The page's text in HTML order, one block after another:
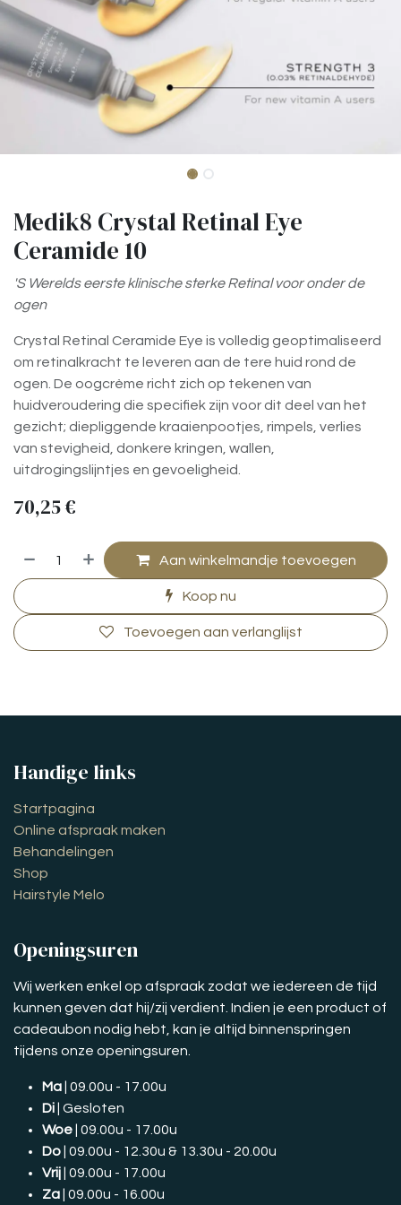
Medik8 Crystal Retinal Eye
Ceramide 10
'S Werelds eerste klinische sterke Retinal voor onder de
ogen
Crystal Retinal Ceramide Eye is volledig geoptimaliseerd
om retinalkracht te leveren aan de tere huid rond de
ogen. De oogcrème richt zich op tekenen van
huidveroudering die specifiek zijn voor dit deel van het
gezicht; diepliggende kraaienpootjes, rimpels, verlies
van stevigheid, donkere kringen, wallen,
uitdrogingslijntjes en gevoeligheid.
70,25€
Aan winkelmandje toevoegen
Koop nu
Toevoegen aan verlanglijst
Handige links
Startpagina
Online afspraak maken
Behandelingen
Shop
Hairstyle Melo
Openingsuren
Wij werken enkel op afspraak zodat we iedereen de tijd
kunnen geven dat hij/zij verdient. Indien je een product of
cadeaubon nodig hebt, kan je altijd binnenspringen
tijdens onze openingsuren.
Ma | 09.00u - 17.00u
Di | Gesloten
Woe | 09.00u - 17.00u
Do | 09.00u - 12.30u & 13.30u - 20.00u
Vrij | 09.00u - 17.00u
Za | 09.00u - 16.00u